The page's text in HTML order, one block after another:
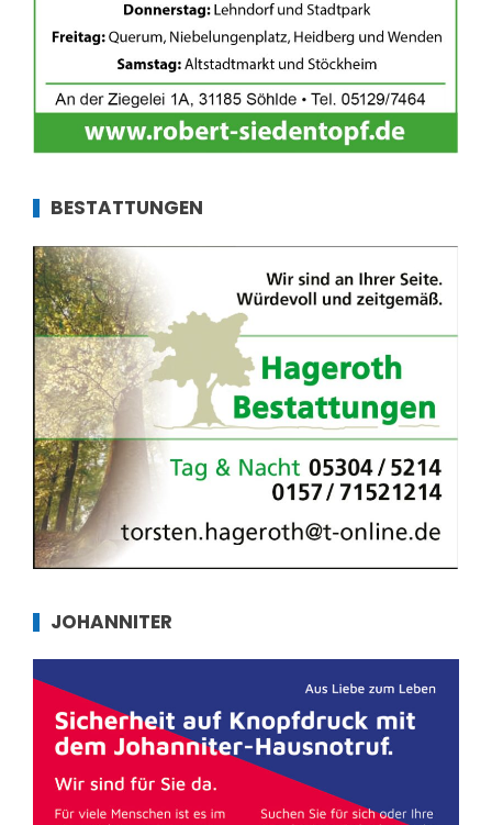
BESTATTUNGEN
JOHANNITER